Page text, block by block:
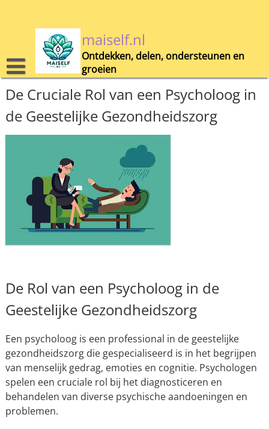
maiself.nl
Ontdekken, delen, ondersteunen en
groeien
De Cruciale Rol van een Psycholoog in
de Geestelijke Gezondheidszorg
De Rol van een Psycholoog in de
Geestelijke Gezondheidszorg
Een psycholoog is een professional in de geestelijke
gezondheidszorg die gespecialiseerd is in het begrijpen
van menselijk gedrag, emoties en cognitie. Psychologen
spelen een cruciale rol bij het diagnosticeren en
behandelen van diverse psychische aandoeningen en
problemen.